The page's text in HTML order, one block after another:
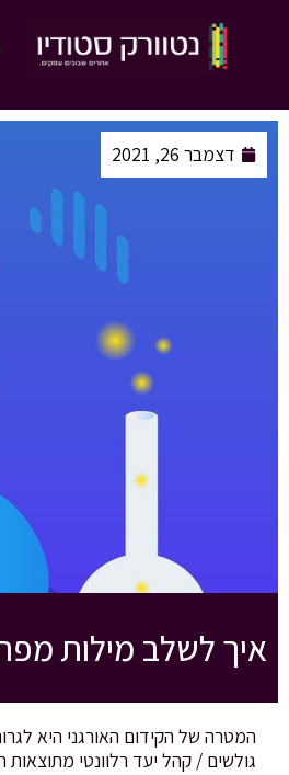
דצמבר 26, 2021
איך לשלב מילות
המטרה של הקידום האורגני היא
גולשים / קהל יעד רלוונטי